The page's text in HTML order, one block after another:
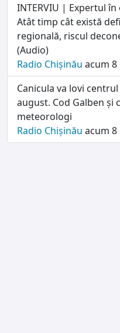
INTERVIU | Expertul
Atât timp cât există
regională, riscul
(Audio)
Radio Chișinău acum 8
Canicula va lovi
august. Cod Galben și
meteorologi
Radio Chișinău acum 8